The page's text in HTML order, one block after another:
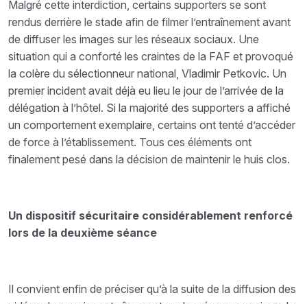
Malgré cette interdiction, certains supporters se sont
rendus derrière le stade afin de filmer l’entraînement avant
de diffuser les images sur les réseaux sociaux. Une
situation qui a conforté les craintes de la FAF et provoqué
la colère du sélectionneur national, Vladimir Petkovic. Un
premier incident avait déjà eu lieu le jour de l’arrivée de la
délégation à l’hôtel. Si la majorité des supporters a affiché
un comportement exemplaire, certains ont tenté d’accéder
de force à l’établissement. Tous ces éléments ont
finalement pesé dans la décision de maintenir le huis clos.
Un dispositif sécuritaire considérablement renforcé
lors de la deuxième séance
Il convient enfin de préciser qu’à la suite de la diffusion des